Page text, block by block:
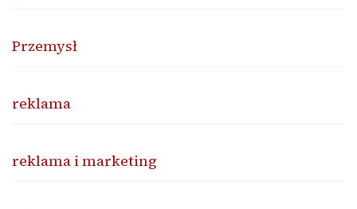
Przemysł
reklama
reklama i marketing